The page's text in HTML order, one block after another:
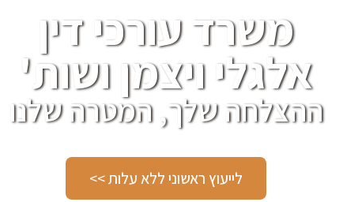
משרד עורכי דין
אלגלי ויצמן ושות'
ההצלחה שלך, המטרה שלנו
לייעוץ ראשוני ללא עלות >>